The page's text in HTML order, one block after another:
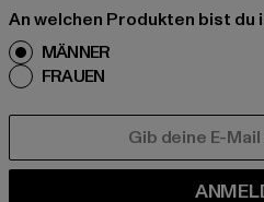
An welchen Produkten bist
MÄNNER
FRAUEN